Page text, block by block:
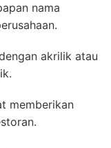
nama
akrilik atau
memberikan